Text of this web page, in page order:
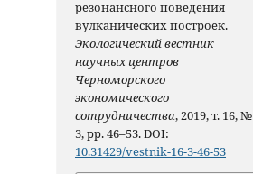
резонансного поведения
вулканических построек.
Экологический вестник
научных центров
Черноморского
экономического
сотрудничества, 2019, т. 16, №
3, pp. 46–53. DOI:
10.31429/vestnik-16-3-46-53